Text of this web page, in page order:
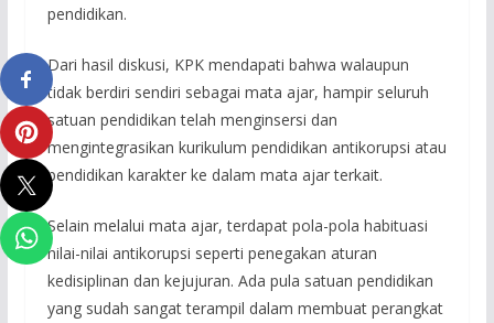
pendidikan.
Dari hasil diskusi, KPK mendapati bahwa walaupun
tidak berdiri sendiri sebagai mata ajar, hampir seluruh
satuan pendidikan telah menginsersi dan
mengintegrasikan kurikulum pendidikan antikorupsi atau
pendidikan karakter ke dalam mata ajar terkait.
Selain melalui mata ajar, terdapat pola-pola habituasi
nilai-nilai antikorupsi seperti penegakan aturan
kedisiplinan dan kejujuran. Ada pula satuan pendidikan
yang sudah sangat terampil dalam membuat perangkat